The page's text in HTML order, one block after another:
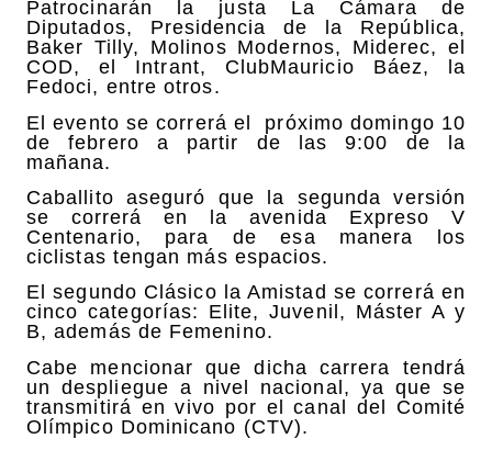
Patrocinarán la justa La Cámara de
Diputados, Presidencia de la República,
Baker Tilly, Molinos Modernos, Miderec, el
COD, el Intrant, ClubMauricio Báez, la
Fedoci, entre otros.
El evento se correrá el próximo domingo 10
de febrero a partir de las 9:00 de la
mañana.
Caballito aseguró que la segunda versión
se correrá en la avenida Expreso V
Centenario, para de esa manera los
ciclistas tengan más espacios.
El segundo Clásico la Amistad se correrá en
cinco categorías: Elite, Juvenil, Máster A y
B, además de Femenino.
Cabe mencionar que dicha carrera tendrá
un despliegue a nivel nacional, ya que se
transmitirá en vivo por el canal del Comité
Olímpico Dominicano (CTV).